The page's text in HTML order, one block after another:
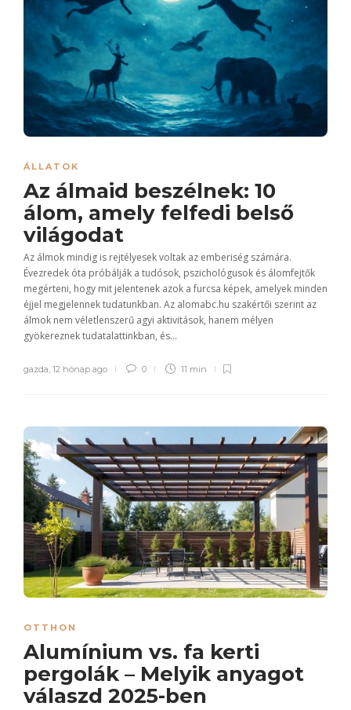
ÁLLATOK
Az álmaid beszélnek: 10
álom, amely felfedi belső
világodat
Az álmok mindig is rejtélyesek voltak az emberiség számára.
Évezredek óta próbálják a tudósok, pszichológusok és álomfejtők
megérteni, hogy mit jelentenek azok a furcsa képek, amelyek minden
éjjel megjelennek tudatunkban. Az alomabc.hu szakértői szerint az
álmok nem véletlenszerű agyi aktivitások, hanem mélyen
gyökereznek tudatalattinkban, és...
gazda 12 hónap ago 0 11 min
OTTHON
Alumínium vs. fa kerti
pergolák – Melyik anyagot
válaszd 2025-ben